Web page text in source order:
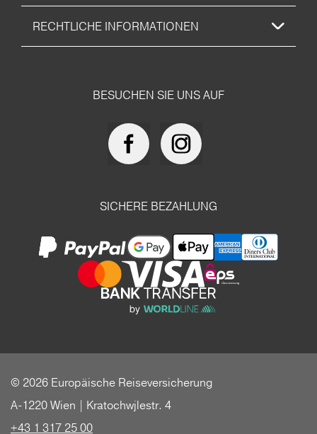
RECHTLICHE INFORMATIONEN
BESUCHEN SIE UNS AUF
SICHERE BEZAHLUNG
© 2026 Europäische Reiseversicherung
A-1220 Wien | Kratochwjlestr. 4
+43 1 317 25 00